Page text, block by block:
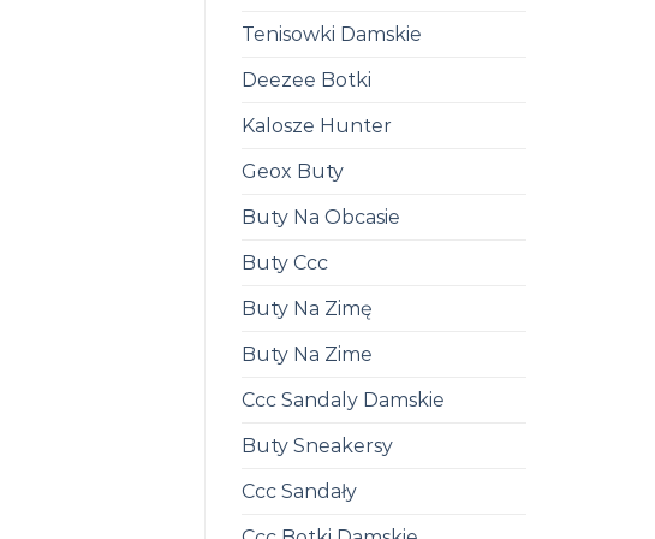
Tenisowki Damskie
Deezee Botki
Kalosze Hunter
Geox Buty
Buty Na Obcasie
Buty Ccc
Buty Na Zimę
Buty Na Zime
Ccc Sandaly Damskie
Buty Sneakersy
Ccc Sandały